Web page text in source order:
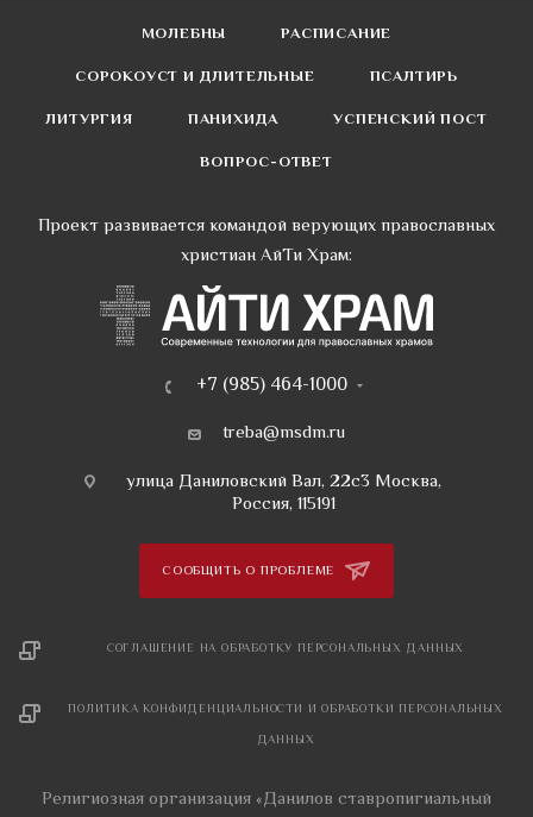
МОЛЕБНЫ
РАСПИСАНИЕ
СОРОКОУСТ И ДЛИТЕЛЬНЫЕ
ПСАЛТИРЬ
ЛИТУРГИЯ
ПАНИХИДА
УСПЕНСКИЙ ПОСТ
ВОПРОС-ОТВЕТ
Проект развивается командой верующих православных
христиан АйТи Храм:
+7 (985) 464-1000
treba@msdm.ru
улица Даниловский Вал, 22с3 Москва,
Россия, 115191
СООБЩИТЬ О ПРОБЛЕМЕ
СОГЛАШЕНИЕ НА ОБРАБОТКУ ПЕРСОНАЛЬНЫХ ДАННЫХ
ПОЛИТИКА КОНФИДЕНЦИАЛЬНОСТИ И ОБРАБОТКИ ПЕРСОНАЛЬНЫХ
ДАННЫХ
Религиозная организация «Данилов ставропигиальный